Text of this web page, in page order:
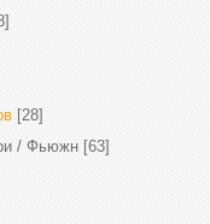
[28]
/ Фьюжн [63]